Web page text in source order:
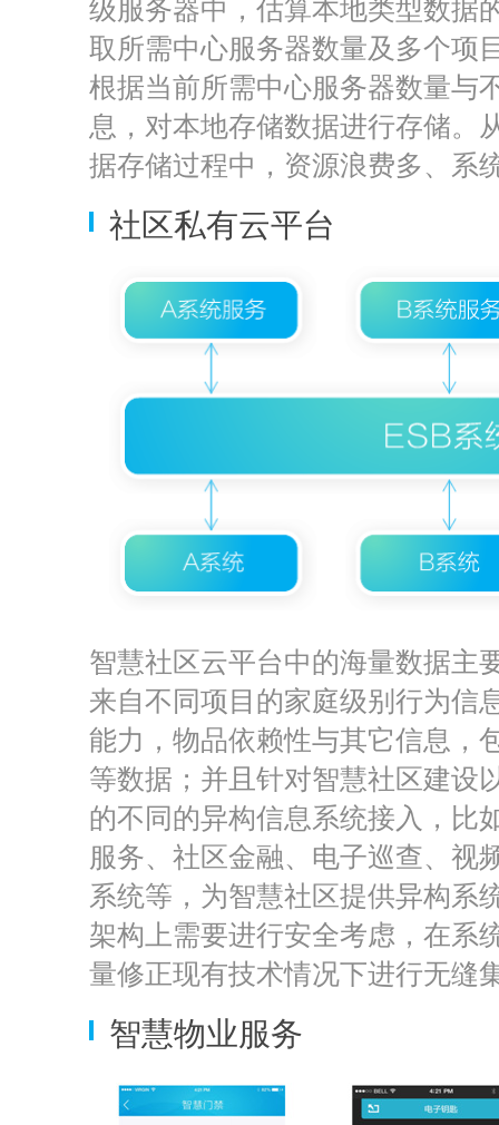
级服务器中，估算本地类型数据
取所需中心服务器数量及多个项
根据当前所需中心服务器数量与
息，对本地存储数据进行存储。
据存储过程中，资源浪费多、系
社区私有云平台
智慧社区云平台中的海量数据主
来自不同项目的家庭级别行为信
能力，物品依赖性与其它信息，
等数据；并且针对智慧社区建设
的不同的异构信息系统接入，比
服务、社区金融、电子巡查、视
系统等，为智慧社区提供异构系
架构上需要进行安全考虑，在系
量修正现有技术情况下进行无缝
智慧物业服务